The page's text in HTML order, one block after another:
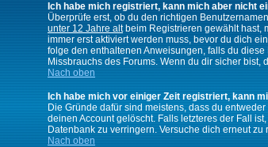
Ich habe mich registriert, kann mich aber nicht
Überprüfe erst, ob du den richtigen
unter 12 Jahre altbeim Registrieren gewählt hast,
immer erst aktiviert werden muss, bevor du dich
folge den enthaltenen Anweisungen, falls du
Missbrauchs des Forums. Wenn du dir sicher
Nach oben
Ich habe mich vor einiger Zeit registriert, kann
Die Gründe dafür sind meistens, dass du
deinen Account gelöscht. Falls letzteres der Fall
Datenbank zu verringern. Versuche dich erneut
Nach oben